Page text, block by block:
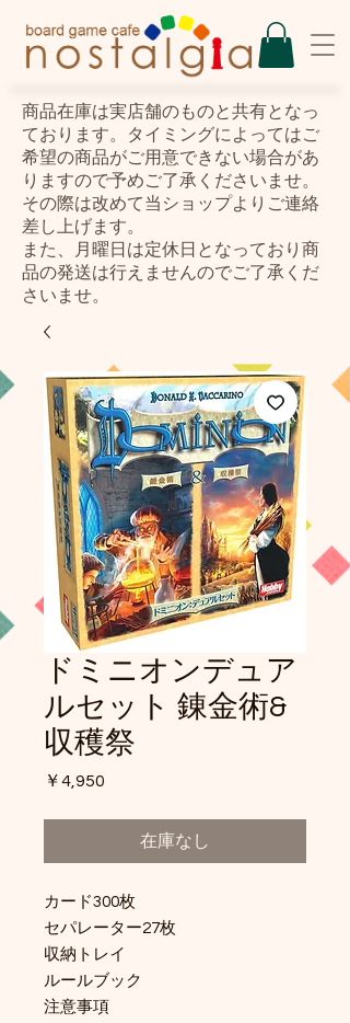
​商品在庫は実店舗のものと共有となっ
ております。タイミングによってはご
希望の商品がご用意できない場合があ
りますので予めご了承くださいませ。
その際は改めて当ショップよりご連絡
差し上げます。
また、月曜日は定休日となっており商
品の発送は行えませんのでご了承くだ
さいませ。
ドミニオンデュア
ルセット 錬金術&
収穫祭
￥4,950
在庫なし
カード300枚
セパレーター27枚
収納トレイ
ルールブック
注意事項